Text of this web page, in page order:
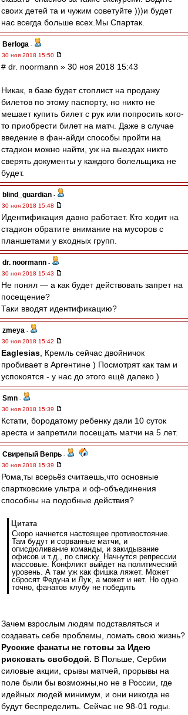
своих детей та и чужим советуйте )))и будет
нас всегда больше всех.Мы Спартак.
Berloga -
30 ноя 2018 15:50
# dr. noormann » 30 ноя 2018 15:43
Никак, в базе будет стоплист на продажу
билетов по этому паспорту, но никто не
мешает купить билет с рук или попросить кого-
то приобрести билет на матч. Даже в случае
введение в фан-айди способы пройти на
стадион можно найти, уж на выездах никто
сверять документы у каждого болельщика не
будет.
blind_guardian -
30 ноя 2018 15:48
Идентификация давно работает. Кто ходит на
стадион обратите внимание на мусоров с
планшетами у входных групп.
dr. noormann -
30 ноя 2018 15:43
Не понял — а как будет действовать запрет на
посещение?
Таки вводят идентификацию?
zmeya -
30 ноя 2018 15:42
Eaglesias , Кремль сейчас двойничок
пробивает в Аргентине ) Посмотрят как там и
успокоятся - у нас до этого ещё далеко )
Smn -
30 ноя 2018 15:39
Кстати, бородатому ребенку дали 10 суток
ареста и запретили посещать матчи на 5 лет.
Свирепый Вепрь -
30 ноя 2018 15:39
Рома,ты всерьёз считаешь,что основные
спартковские ультра и оф-объединения
способны на подобные действия?
Цитата
Скоро начнется настоящее противостояние.
Там будут и сорванные матчи, и
описдюливание команды, и закидывание
офисов и т.д., по списку. Начнутся репрессии
массовые. Конфликт выйдет на политический
уровень. А там уж как фишка ляжет. Может
сбросят Федуна и Лук, а может и нет. Но одно
точно, фанатов клубу не победить
Зачем взрослым людям подставляться и
создавать себе проблемы, ломать свою жизнь?
Русские фанаты не готовы за Идею
рисковать свободой. В Польше, Сербии
силовые акции, срывы матчей, прорывы на
поле были бы возможны,но не в России, где
идейных людей минимум, и они никогда не
будут беспределить. Сейчас не 98-01 годы.